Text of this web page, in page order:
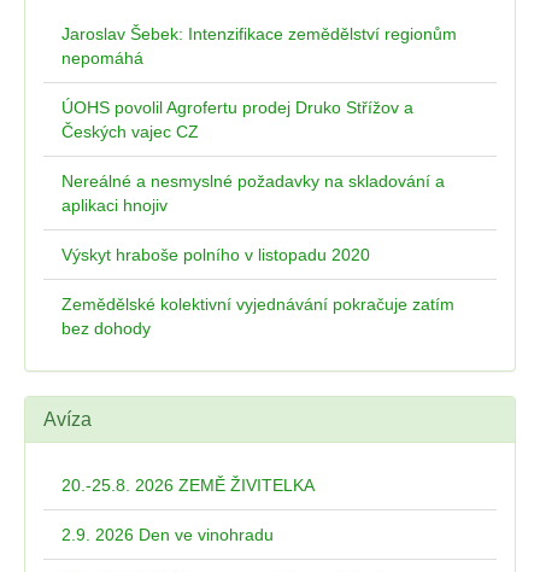
Jaroslav Šebek: Intenzifikace zemědělství regionům
nepomáhá
ÚOHS povolil Agrofertu prodej Druko Střížov a
Českých vajec CZ
Nereálné a nesmyslné požadavky na skladování a
aplikaci hnojiv
Výskyt hraboše polního v listopadu 2020
Zemědělské kolektivní vyjednávání pokračuje zatím
bez dohody
Avíza
20.-25.8. 2026 ZEMĚ ŽIVITELKA
2.9. 2026 Den ve vinohradu